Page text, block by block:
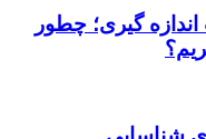
حمایت می‌کنیم؛